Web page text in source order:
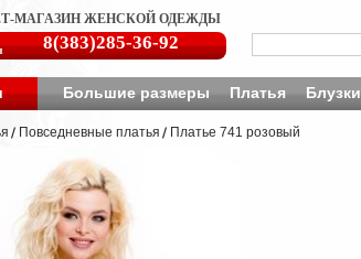
МАГАЗИН ЖЕНСКОЙ ОДЕЖДЫ
8(383)285-36-92
Большие размеры Платья Блузки
Повседневные платья Платье 741 розовый